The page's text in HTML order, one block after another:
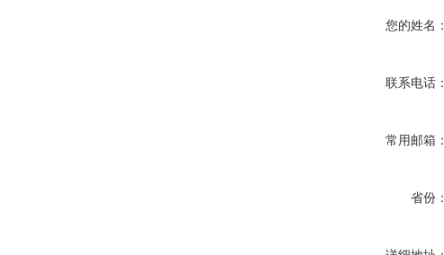
您的姓名：
联系电话：
常用邮箱：
省份：